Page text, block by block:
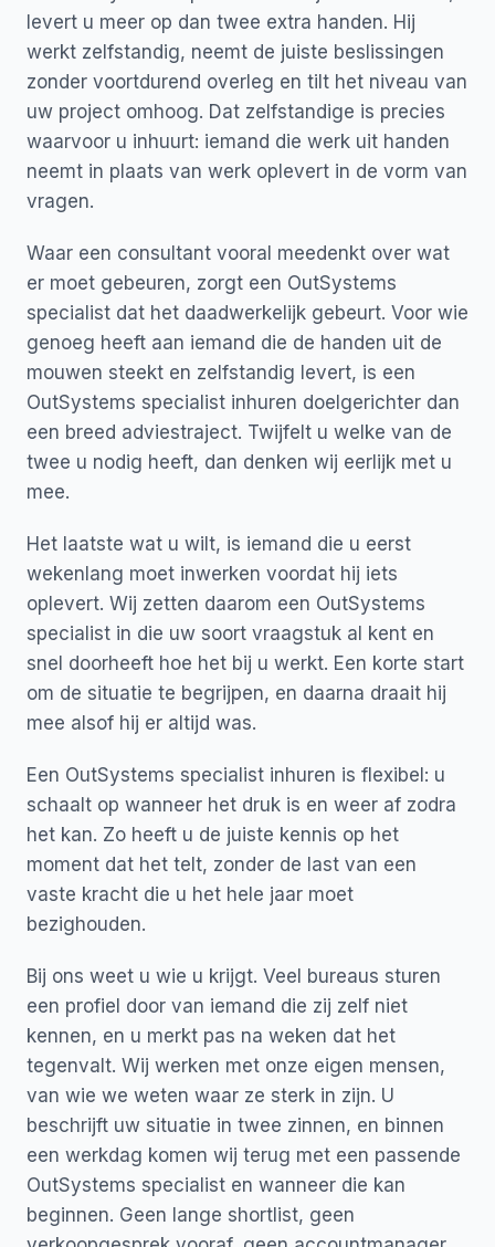
levert u meer op dan twee extra handen. Hij
werkt zelfstandig, neemt de juiste beslissingen
zonder voortdurend overleg en tilt het niveau van
uw project omhoog. Dat zelfstandige is precies
waarvoor u inhuurt: iemand die werk uit handen
neemt in plaats van werk oplevert in de vorm van
vragen.
Waar een consultant vooral meedenkt over wat
er moet gebeuren, zorgt een OutSystems
specialist dat het daadwerkelijk gebeurt. Voor wie
genoeg heeft aan iemand die de handen uit de
mouwen steekt en zelfstandig levert, is een
OutSystems specialist inhuren doelgerichter dan
een breed adviestraject. Twijfelt u welke van de
twee u nodig heeft, dan denken wij eerlijk met u
mee.
Het laatste wat u wilt, is iemand die u eerst
wekenlang moet inwerken voordat hij iets
oplevert. Wij zetten daarom een OutSystems
specialist in die uw soort vraagstuk al kent en
snel doorheeft hoe het bij u werkt. Een korte start
om de situatie te begrijpen, en daarna draait hij
mee alsof hij er altijd was.
Een OutSystems specialist inhuren is flexibel: u
schaalt op wanneer het druk is en weer af zodra
het kan. Zo heeft u de juiste kennis op het
moment dat het telt, zonder de last van een
vaste kracht die u het hele jaar moet
bezighouden.
Bij ons weet u wie u krijgt. Veel bureaus sturen
een profiel door van iemand die zij zelf niet
kennen, en u merkt pas na weken dat het
tegenvalt. Wij werken met onze eigen mensen,
van wie we weten waar ze sterk in zijn. U
beschrijft uw situatie in twee zinnen, en binnen
een werkdag komen wij terug met een passende
OutSystems specialist en wanneer die kan
beginnen. Geen lange shortlist, geen